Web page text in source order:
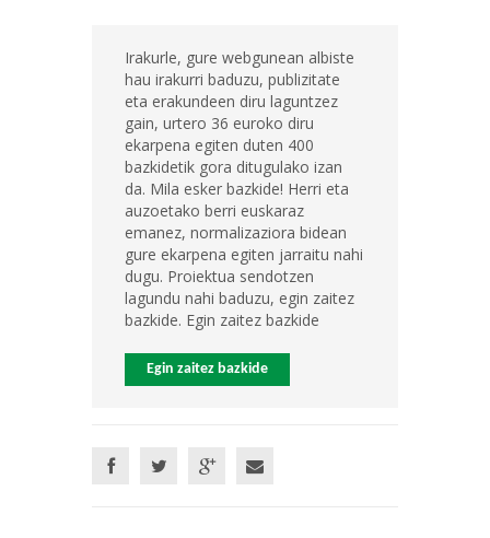
Irakurle, gure webgunean albiste
hau irakurri baduzu, publizitate
eta erakundeen diru laguntzez
gain, urtero 36 euroko diru
ekarpena egiten duten 400
bazkidetik gora ditugulako izan
da. Mila esker bazkide! Herri eta
auzoetako berri euskaraz
emanez, normalizaziora bidean
gure ekarpena egiten jarraitu nahi
dugu. Proiektua sendotzen
lagundu nahi baduzu, egin zaitez
bazkide. Egin zaitez bazkide
Egin zaitez bazkide